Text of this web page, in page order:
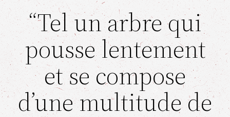
“Tel un arbre qui
pousse lentement
et se compose
d’une multitude de